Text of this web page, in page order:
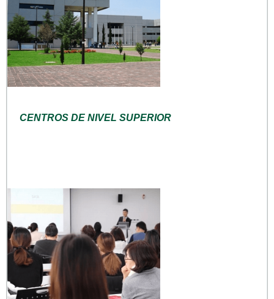
CENTROS DE NIVEL SUPERIOR